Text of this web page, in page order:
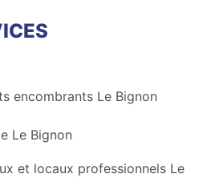
encombrants Le Bignon
Le Bignon
et locaux professionnels Le